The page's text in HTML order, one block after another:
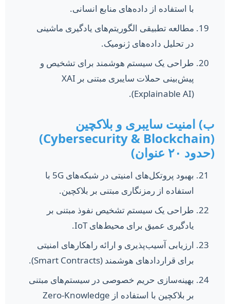
با استفاده از داده‌های منابع انسانی.
مطالعه تطبیقی الگوریتم‌های یادگیری ماشینی
در تحلیل داده‌های ژنومیک.
طراحی یک سیستم هوشمند برای تشخیص و
پیش‌بینی حملات سایبری مبتنی بر XAI
(Explainable AI).
ب) امنیت سایبری و بلاکچین
(Cybersecurity & Blockchain)
(حدود ۲۰ عنوان)
بهبود پروتکل‌های امنیتی در شبکه‌های 5G با
استفاده از رمزنگاری مبتنی بر بلاکچین.
طراحی یک سیستم تشخیص نفوذ مبتنی بر
یادگیری عمیق برای محیط‌های IoT.
ارزیابی آسیب‌پذیری و ارائه راهکارهای امنیتی
برای قراردادهای هوشمند (Smart Contracts).
بهینه‌سازی حریم خصوصی در سیستم‌های مبتنی
بر بلاکچین با استفاده از Zero-Knowledge